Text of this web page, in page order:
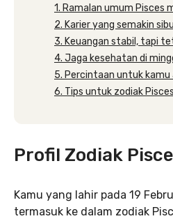
1. Ramalan umum Pisces
2. Karier yang semakin
3. Keuangan stabil, tapi
4. Jaga kesehatan di
5. Percintaan untuk kamu
6. Tips untuk zodiak
Profil Zodiak
Kamu yang lahir pada 19
termasuk ke dalam zodiak